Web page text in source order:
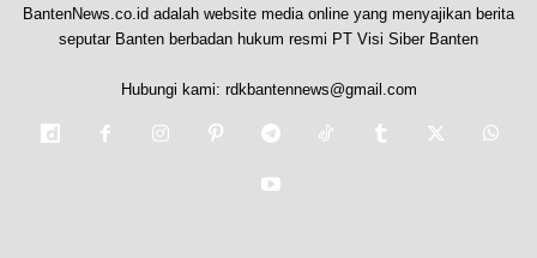
BantenNews.co.id adalah website media online yang menyajikan berita
seputar Banten berbadan hukum resmi PT Visi Siber Banten
Hubungi kami: rdkbantennews@gmail.com